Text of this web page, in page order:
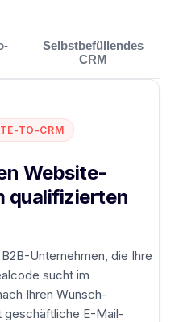
Selbstbefüllendes
CRM
TO-CRM
Website-
qualifizierten
Unternehmen, die Ihre
sucht im
Ihren Wunsch-
geschäftliche E-Mail-